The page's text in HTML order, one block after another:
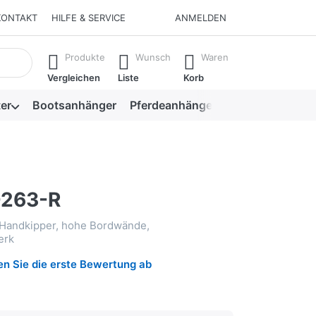
HILFE & SERVICE ANMELDEN
erste Ergebnisse. Drücken Sie die Eingabetaste, um alle
Produkte
Vergleichen
Wunsch
Liste
Waren
Korb
Bootsanhänger Pferdeanhänger
R
hohe Bordwände,
Sie die erste Bewertung ab